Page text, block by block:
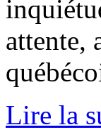
attente,
Lire la